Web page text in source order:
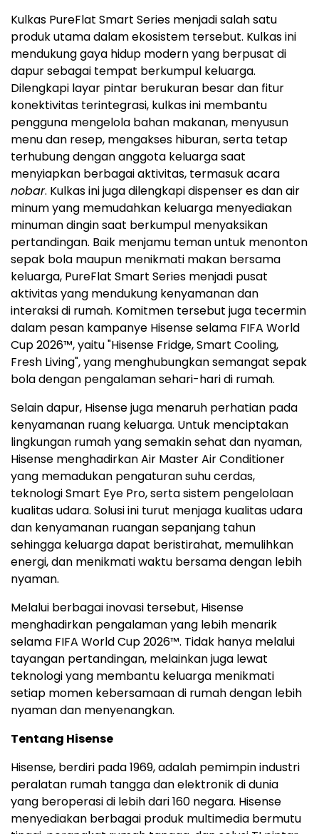
Kulkas PureFlat Smart Series menjadi salah satu
produk utama dalam ekosistem tersebut. Kulkas ini
mendukung gaya hidup modern yang berpusat di
dapur sebagai tempat berkumpul keluarga.
Dilengkapi layar pintar berukuran besar dan fitur
konektivitas terintegrasi, kulkas ini membantu
pengguna mengelola bahan makanan, menyusun
menu dan resep, mengakses hiburan, serta tetap
terhubung dengan anggota keluarga saat
menyiapkan berbagai aktivitas, termasuk acara
nobar. Kulkas ini juga dilengkapi dispenser es dan air
minum yang memudahkan keluarga menyediakan
minuman dingin saat berkumpul menyaksikan
pertandingan. Baik menjamu teman untuk menonton
sepak bola maupun menikmati makan bersama
keluarga, PureFlat Smart Series menjadi pusat
aktivitas yang mendukung kenyamanan dan
interaksi di rumah. Komitmen tersebut juga tecermin
dalam pesan kampanye Hisense selama FIFA World
Cup 2026™, yaitu "Hisense Fridge, Smart Cooling,
Fresh Living", yang menghubungkan semangat sepak
bola dengan pengalaman sehari-hari di rumah.
Selain dapur, Hisense juga menaruh perhatian pada
kenyamanan ruang keluarga. Untuk menciptakan
lingkungan rumah yang semakin sehat dan nyaman,
Hisense menghadirkan Air Master Air Conditioner
yang memadukan pengaturan suhu cerdas,
teknologi Smart Eye Pro, serta sistem pengelolaan
kualitas udara. Solusi ini turut menjaga kualitas udara
dan kenyamanan ruangan sepanjang tahun
sehingga keluarga dapat beristirahat, memulihkan
energi, dan menikmati waktu bersama dengan lebih
nyaman.
Melalui berbagai inovasi tersebut, Hisense
menghadirkan pengalaman yang lebih menarik
selama FIFA World Cup 2026™. Tidak hanya melalui
tayangan pertandingan, melainkan juga lewat
teknologi yang membantu keluarga menikmati
setiap momen kebersamaan di rumah dengan lebih
nyaman dan menyenangkan.
Tentang Hisense
Hisense, berdiri pada 1969, adalah pemimpin industri
peralatan rumah tangga dan elektronik di dunia
yang beroperasi di lebih dari 160 negara. Hisense
menyediakan berbagai produk multimedia bermutu